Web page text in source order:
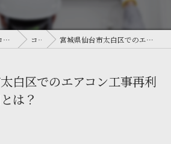
宮城県仙台市のエアコン工事なら有限会社細野工業 コラム 宮城県仙台市太白区でのエアコン工事再利用の成功事例とは？
白区でのエアコン工事再利
は？